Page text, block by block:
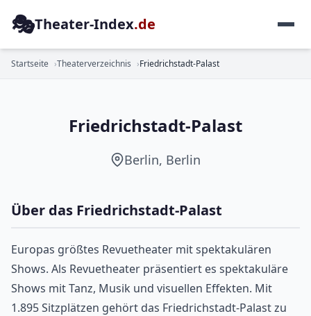
🎭Theater-Index.de
Startseite Theaterverzeichnis Friedrichstadt-Palast
REVUETHEATER
Friedrichstadt-Palast
Berlin, Berlin
Über das Friedrichstadt-Palast
Europas größtes Revuetheater mit spektakulären
Shows. Als Revuetheater präsentiert es spektakuläre
Shows mit Tanz, Musik und visuellen Effekten. Mit
1.895 Sitzplätzen gehört das Friedrichstadt-Palast zu